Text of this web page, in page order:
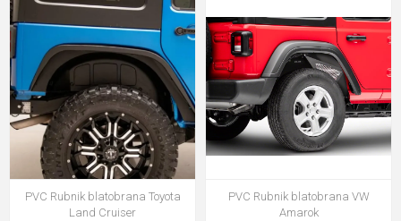
PVC Rubnik blatobrana Toyota
Land Cruiser
PVC Rubnik blatobrana VW
Amarok